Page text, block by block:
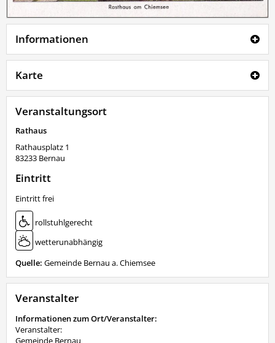
Informationen
Karte
Veranstaltungsort
Rathaus
Rathausplatz 1
83233 Bernau
Eintritt
Eintritt frei
rollstuhlgerecht
wetterunabhängig
Quelle: Gemeinde Bernau a. Chiemsee
Veranstalter
Informationen zum Ort/Veranstalter:
Veranstalter:
Gemeinde Bernau